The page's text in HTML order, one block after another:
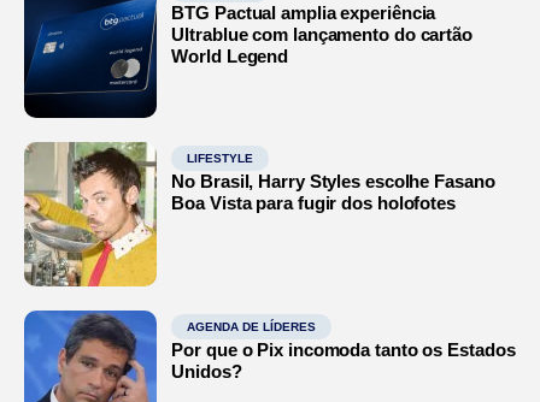
BTG Pactual amplia experiência
Ultrablue com lançamento do cartão
World Legend
LIFESTYLE
No Brasil, Harry Styles escolhe Fasano
Boa Vista para fugir dos holofotes
AGENDA DE LÍDERES
Por que o Pix incomoda tanto os Estados
Unidos?